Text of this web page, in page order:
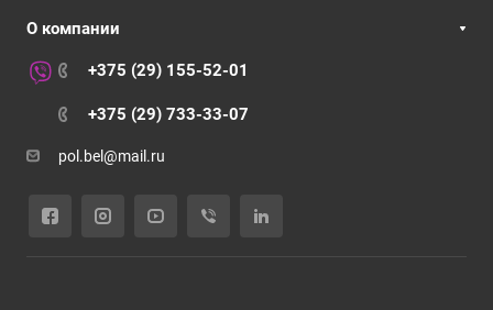
О компании
+375 (29) 155-52-01
+375 (29) 733-33-07
pol.bel@mail.ru